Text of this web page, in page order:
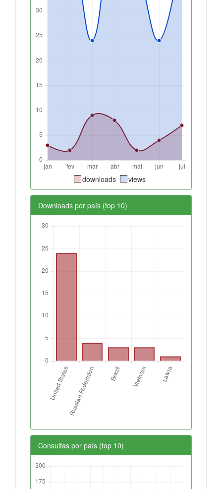
downloads views
Downloads por país (top 10)
Consultas por país (top 10)